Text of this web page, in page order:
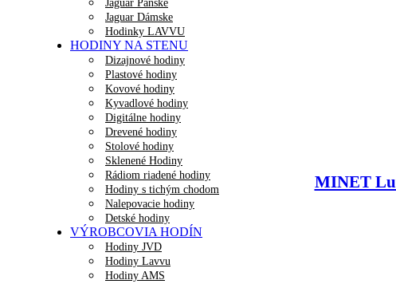
Jaguar Pánske
Jaguar Dámske
Hodinky LAVVU
HODINY NA STENU
Dizajnové hodiny
Plastové hodiny
Kovové hodiny
Kyvadlové hodiny
Digitálne hodiny
Drevené hodiny
Stolové hodiny
Sklenené Hodiny
Rádiom riadené hodiny
Hodiny s tichým chodom
Nalepovacie hodiny
Detské hodiny
VÝROBCOVIA HODÍN
Hodiny JVD
Hodiny Lavvu
Hodiny AMS
MINET